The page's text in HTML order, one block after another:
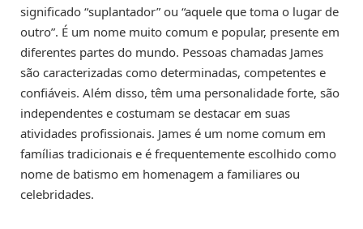
significado “suplantador” ou “aquele que toma o lugar de
outro”. É um nome muito comum e popular, presente em
diferentes partes do mundo. Pessoas chamadas James
são caracterizadas como determinadas, competentes e
confiáveis. Além disso, têm uma personalidade forte, são
independentes e costumam se destacar em suas
atividades profissionais. James é um nome comum em
famílias tradicionais e é frequentemente escolhido como
nome de batismo em homenagem a familiares ou
celebridades.